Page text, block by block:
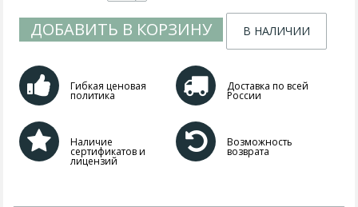
ДОБАВИТЬ В КОРЗИНУ В НАЛИЧИИ
Гибкая ценовая
политика
Доставка по всей
России
Наличие
сертификатов и
лицензий
Возможность
возврата